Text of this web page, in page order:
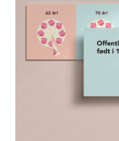
IDENTITET
DIGITALT
TRYKK